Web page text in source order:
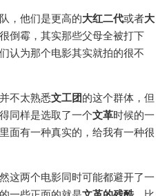
，他们是更高的大红二代或者大
倒霉，其实那些父母全被打下
认为那个电影其实就拍的很不
不太熟悉文工团的这个群体，但
同样是选取了一个文革时候的一
面有一种真实的，给我有一种很
这两个电影同时可能都避开了一